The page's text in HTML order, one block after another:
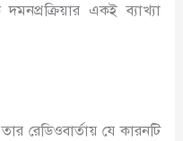
একই ব্যাখ্যা
রেডিওবার্তায় যে কারনটি